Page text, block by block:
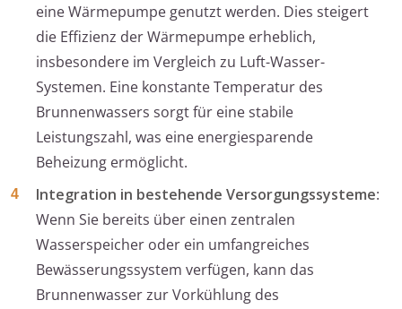
eine Wärmepumpe genutzt werden. Dies steigert
die Effizienz der Wärmepumpe erheblich,
insbesondere im Vergleich zu Luft-Wasser-
Systemen. Eine konstante Temperatur des
Brunnenwassers sorgt für eine stabile
Leistungszahl, was eine energiesparende
Beheizung ermöglicht.
Integration in bestehende Versorgungssysteme:
Wenn Sie bereits über einen zentralen
Wasserspeicher oder ein umfangreiches
Bewässerungssystem verfügen, kann das
Brunnenwasser zur Vorkühlung des